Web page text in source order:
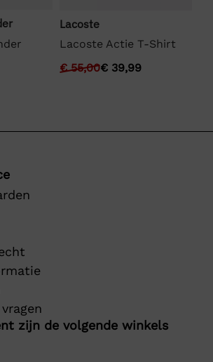
Lacoste
Lacoste Actie T-Shirt
€55,00€ 39,99
zijn de volgende winkels